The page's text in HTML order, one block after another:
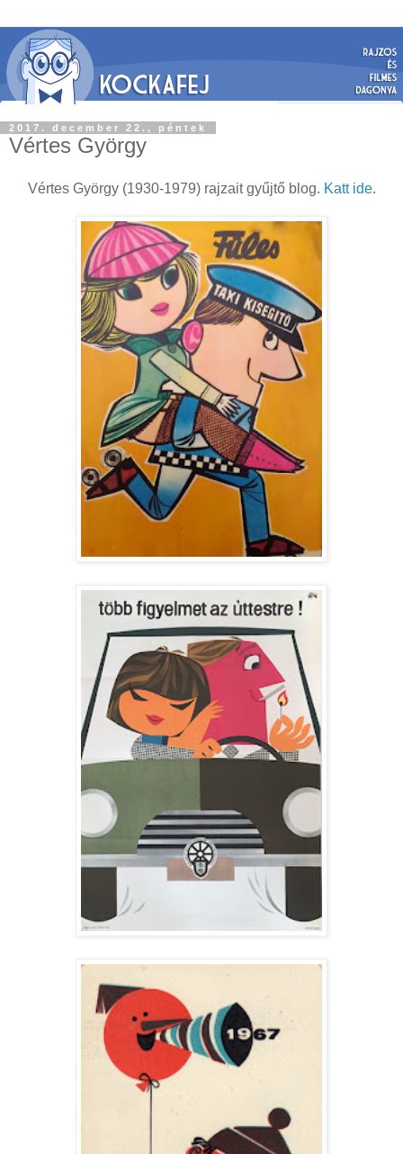
2017. december 22., péntek
Vértes György
Vértes György (1930-1979) rajzait gyűjtő blog. Katt ide.